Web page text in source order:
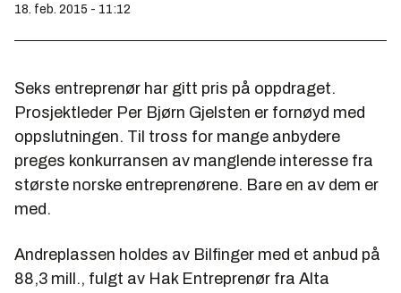
18. feb. 2015 - 11:12
Seks entreprenør har gitt pris på oppdraget.
Prosjektleder Per Bjørn Gjelsten er fornøyd med
oppslutningen. Til tross for mange anbydere
preges konkurransen av manglende interesse fra
største norske entreprenørene. Bare en av dem er
med.
Andreplassen holdes av Bilfinger med et anbud på
88,3 mill., fulgt av Hak Entreprenør fra Alta